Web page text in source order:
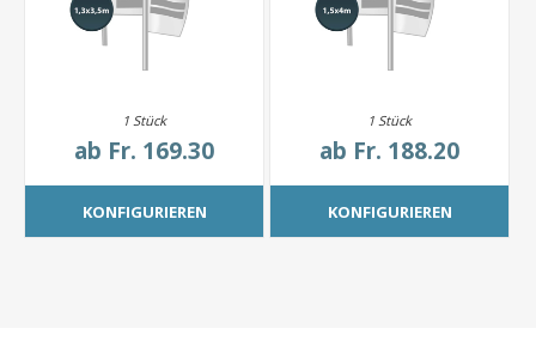
1 Stück
ab Fr. 169.30
KONFIGURIEREN
1 Stück
ab Fr. 188.20
KONFIGURIEREN